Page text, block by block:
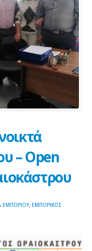
– Open
ΕΜΠΟΡΙΟΥ, ΕΜΠΟΡΙΚΟΣ